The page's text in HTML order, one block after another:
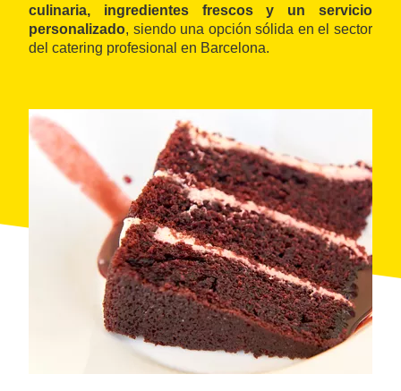
culinaria, ingredientes frescos y un servicio
personalizado, siendo una opción sólida en el sector
del catering profesional en Barcelona.